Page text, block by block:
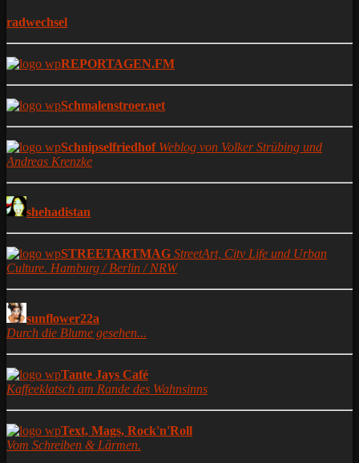
radwechsel
REPORTAGEN.FM
Schmalenstroer.net
Schnipselfriedhof Weblog von Volker Strübing und
Andreas Krenzke
shehadistan
STREETARTMAG StreetArt, City Life und Urban
Culture. Hamburg / Berlin / NRW
sunflower22a
Durch die Blume gesehen...
Tante Jays Café
Kaffeeklatsch am Rande des Wahnsinns
Text, Mags, Rock'n'Roll
Vom Schreiben & Lärmen.